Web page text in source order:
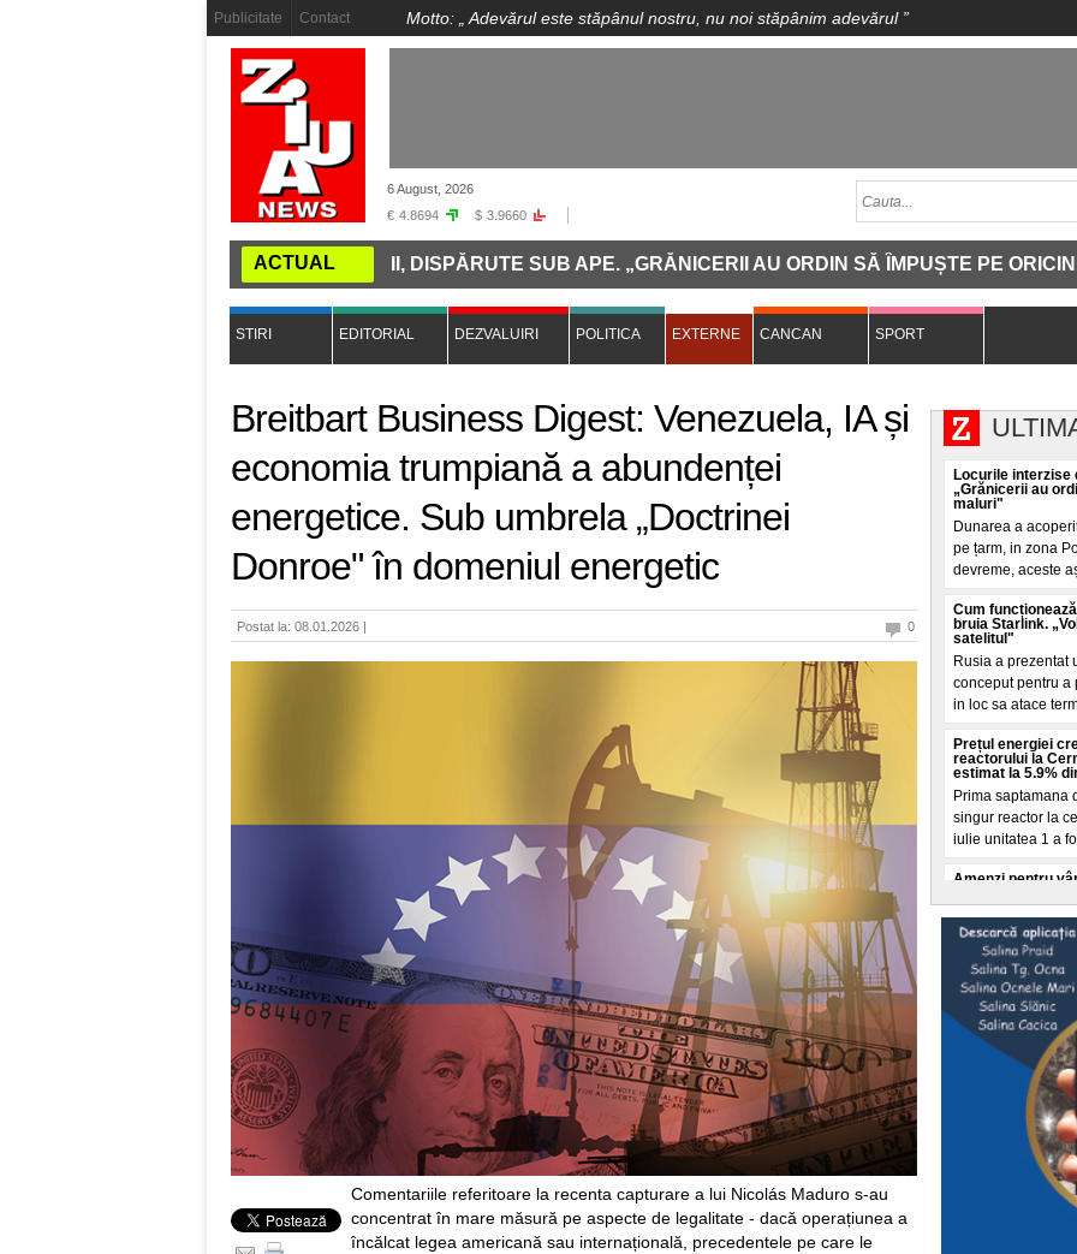
Publicitate Contact Motto: „ Adevărul este stăpânul nostru, nu noi stăpânim adevărul”
6 August, 2026
€ 4.8694 $ 3.9660
ACTUAL
DE PE ȚĂRMUL DUNĂRII, DISPĂRUTE SUB APE. „GRĂNICERII AU ORDIN SĂ ÎMPUȘTE PE ORICINE SE
STIRI EDITORIAL DEZVALUIRI POLITICA EXTERNE CANCAN SPORT
Breitbart Business Digest: Venezuela, IA și
economia trumpiană a abundenței
energetice. Sub umbrela „Doctrinei
Donroe" în domeniul energetic
Postat la: 08.01.2026 | 0
Comentariile referitoare la recenta capturare a lui Nicolás Maduro s-au
concentrat în mare măsură pe aspecte de legalitate - dacă operațiunea a
încălcat legea americană sau internațională, precedentele pe care le
Locurile interzise
„Grănicerii au
maluri"
Dunarea a
pe țarm, in zona
devreme, aceste
Cum
bruia Starlink.
satelitul"
Rusia a prezentat
conceput pentru a
in loc sa atace
Prețul energiei
reactorului la
estimat la 5.9%
Prima saptamana
singur reactor la
iulie unitatea 1 a
Amenzi pentru
producerii unor
Polițiștii rutieri au
fructe sau celor
de sezon, dupa ce
Femeia care a
Londra ar fi
Femeia de 47 de
august, in Covent
zone turistice ale
Meta anunță că
compromis
Meta susține ca
artificiala a reușit
sistemele unei